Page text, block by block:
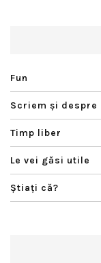
Fun
Scriem şi despre
Timp liber
Le vei găsi utile
Ştiaţi că?